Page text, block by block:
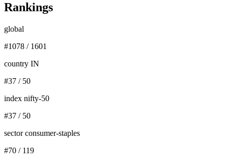
Rankings
global
#1078 / 1601
country IN
#37 / 50
index nifty-50
#37 / 50
sector consumer-staples
#70 / 119